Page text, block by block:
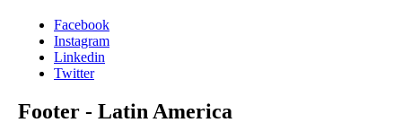
Facebook
Instagram
Linkedin
Twitter
Footer - Latin America